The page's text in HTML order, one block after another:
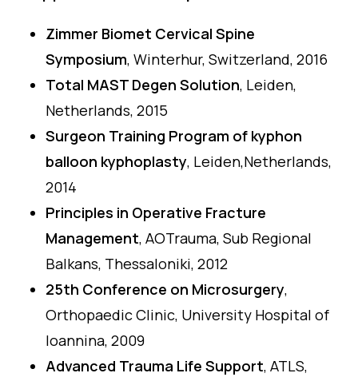
Zimmer Biomet Cervical Spine
Symposium, Winterhur, Switzerland, 2016
Total MAST Degen Solution, Leiden,
Netherlands, 2015
Surgeon Training Program of kyphon
balloon kyphoplasty, Leiden,Netherlands,
2014
Principles in Operative Fracture
Management, AOTrauma, Sub Regional
Balkans, Thessaloniki, 2012
25th Conference on Microsurgery,
Orthopaedic Clinic, University Hospital of
Ioannina, 2009
Advanced Trauma Life Support, ATLS,